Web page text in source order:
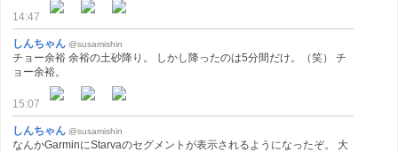
14:47
しんちゃん @susamishin
チョー余裕 余裕の土砂降り。 しかし降ったのは5分間だけ。（笑） チ
ョー余裕。
15:07
しんちゃん @susamishin
なんかGarminにStarvaのセグメントが表示されるようになったぞ。 大